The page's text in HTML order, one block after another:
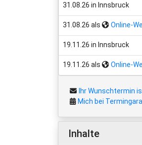
31.08.26 in Innsbruck
31.08.26 als Online-
19.11.26 in Innsbruck
19.11.26 als Online-
Ihr Wunschtermin
Mich bei
Inhalte